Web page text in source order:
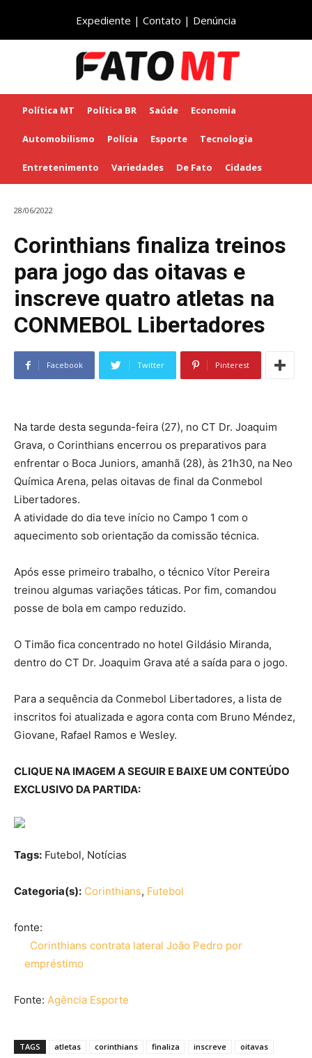
Expediente | Contato | Denúncia
Política MT Política BR Saúde Economia
Automobilismo Polícia Esporte Tecnologia
Entretenimento Variedades De Fato Cidades
28/06/2022
Corinthians finaliza treinos
para jogo das oitavas e
inscreve quatro atletas na
CONMEBOL Libertadores
Facebook Twitter Pinterest
Na tarde desta segunda-feira (27), no CT Dr. Joaquim
Grava, o Corinthians encerrou os preparativos para
enfrentar o Boca Juniors, amanhã (28), às 21h30, na Neo
Química Arena, pelas oitavas de final da Conmebol
Libertadores.
A atividade do dia teve início no Campo 1 com o
aquecimento sob orientação da comissão técnica.
Após esse primeiro trabalho, o técnico Vítor Pereira
treinou algumas variações táticas. Por fim, comandou
posse de bola em campo reduzido.
O Timão fica concentrado no hotel Gildásio Miranda,
dentro do CT Dr. Joaquim Grava até a saída para o jogo.
Para a sequência da Conmebol Libertadores, a lista de
inscritos foi atualizada e agora conta com Bruno Méndez,
Giovane, Rafael Ramos e Wesley.
CLIQUE NA IMAGEM A SEGUIR E BAIXE UM CONTEÚDO
EXCLUSIVO DA PARTIDA:
Tags: Futebol, Notícias
Categoria(s): Corinthians, Futebol
fonte:
Corinthians contrata lateral João Pedro por
empréstimo
Fonte: Agência Esporte
TAGS atletas corinthians finaliza inscreve
oitavas